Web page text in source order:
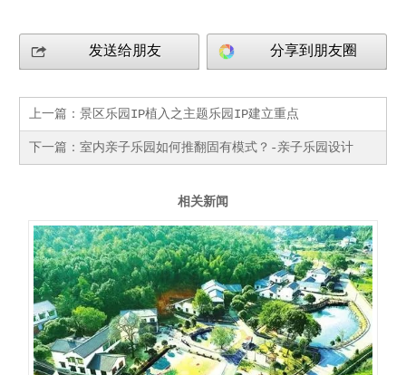
发送给朋友 分享到朋友圈
上一篇： 景区乐园IP植入之主题乐园IP建立重点
下一篇： 室内亲子乐园如何推翻固有模式？-亲子乐园设计
相关新闻